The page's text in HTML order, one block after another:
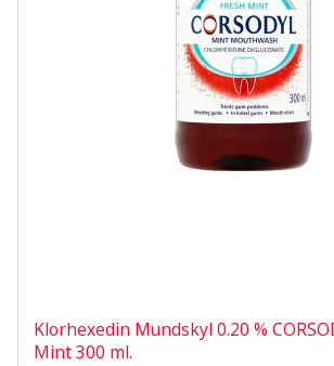
Klorhexedin Mundskyl 0.20 %
Mint 300 ml.